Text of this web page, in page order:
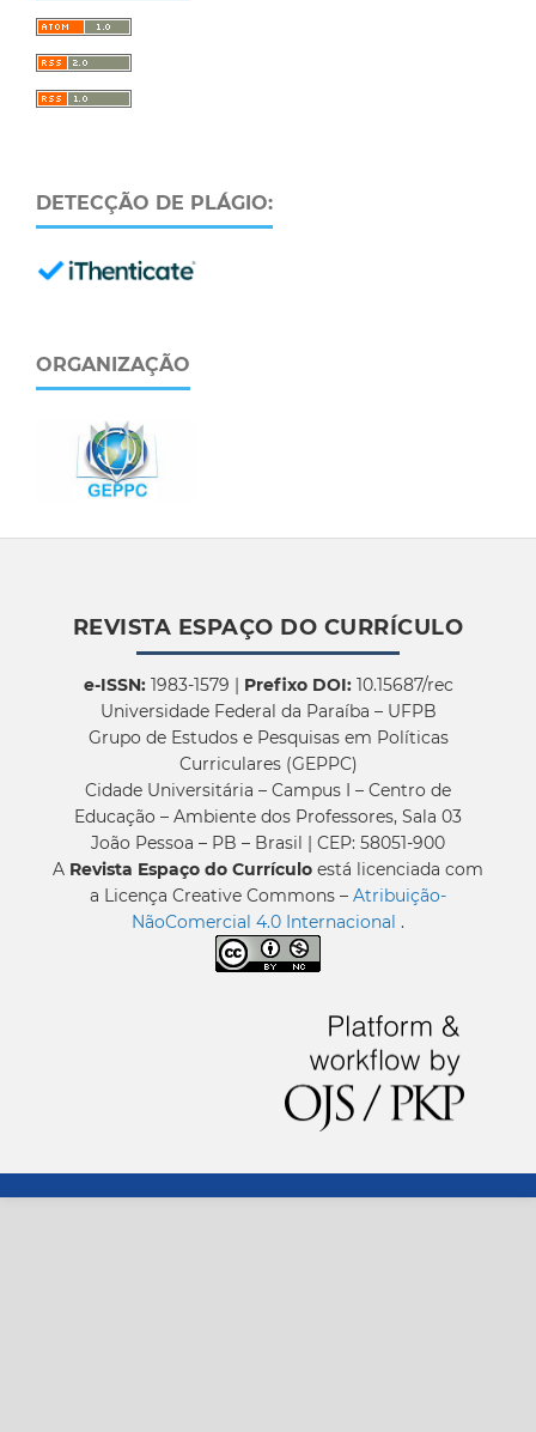
DETECÇÃO DE PLÁGIO:
ORGANIZAÇÃO
REVISTA ESPAÇO DO CURRÍCULO
e-ISSN:1983-1579 | Prefixo DOI:10.15687/rec
Universidade Federal da Paraíba – UFPB
Grupo de Estudos e Pesquisas em Políticas
Curriculares (GEPPC)
Cidade Universitária – Campus I – Centro de
Educação – Ambiente dos Professores, Sala 03
João Pessoa – PB – Brasil | CEP: 58051-900
A Revista Espaço do Currículo está licenciada com
a Licença Creative Commons – Atribuição-
NãoComercial 4.0 Internacional .